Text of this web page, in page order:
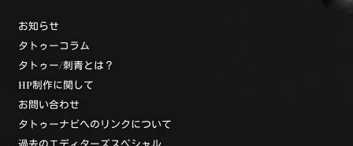
お知らせ
タトゥーコラム
タトゥー/刺青とは？
HP制作に関して
お問い合わせ
タトゥーナビへのリンクについて